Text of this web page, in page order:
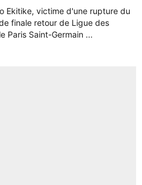
Ekitike, victime d'une rupture du
finale retour de Ligue des
Paris Saint-Germain ...